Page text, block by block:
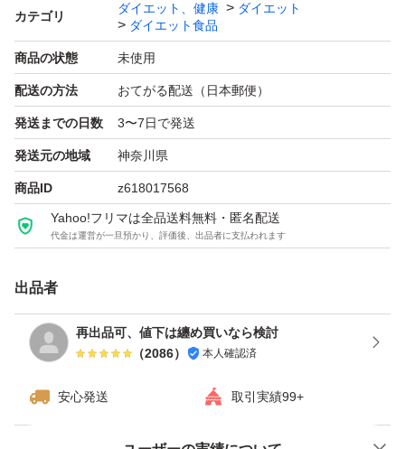
カテゴリ
ダイエット、健康
ダイエット
ダイエット食品
商品の状態 未使用
配送の方法 おてがる配送（日本郵便）
発送までの日数 3〜7日で発送
発送元の地域 神奈川県
商品ID z618017568
Yahoo!フリマは全品送料無料・匿名配送
代金は運営が一旦預かり、評価後、出品者に支払われます
出品者
再出品可、値下は纏め買いなら検討
（2086） 本人確認済
安心発送 取引実績99+